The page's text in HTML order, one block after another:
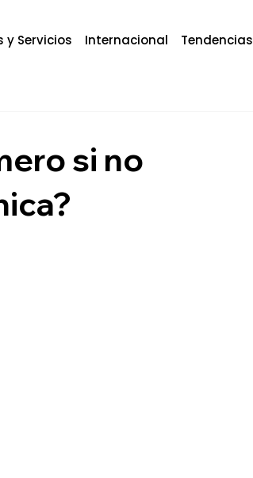
y Servicios Internacional Tendencias
si no